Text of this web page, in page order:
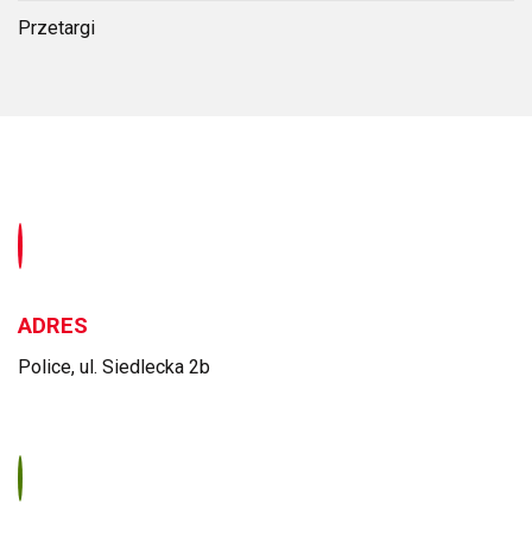
Przetargi
ADRES
Police, ul. Siedlecka 2b